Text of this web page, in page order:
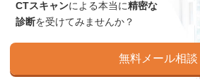
CTスキャンによる本当に精密な
診断を受けてみませんか？
無料メール相談